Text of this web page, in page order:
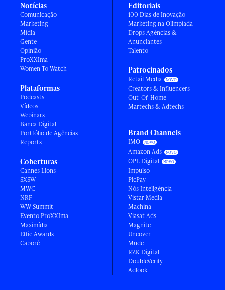
Notícias
Comunicação
Marketing
Mídia
Gente
Opinião
ProXXIma
Women To Watch
Plataformas
Podcasts
Vídeos
Webinars
Banca Digital
Portfólio de Agências
Reports
Coberturas
Cannes Lions
SXSW
MWC
NRF
WW Summit
Evento ProXXIma
Maximídia
Effie Awards
Caboré
Editoriais
100 Dias de Inovação
Marketing na Olimpíada
Drops Agências &
Anunciantes
Talento
Patrocinados
Retail Media
Creators & Influencers
Out-Of-Home
Martechs & Adtechs
Brand Channels
IMO
Amazon Ads
OPL Digital
Impulso
PicPay
Nós Inteligência
Vistar Media
Machina
Viasat Ads
Magnite
Uncover
Mude
RZK Digital
DoubleVerify
Adlook